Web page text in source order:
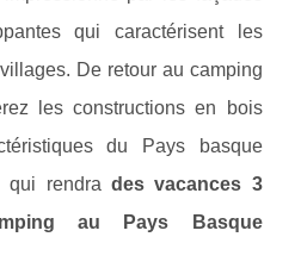
qui caractérisent les
De retour au camping
les constructions en bois
du Pays basque
qui rendra des vacances 3
au Pays Basque